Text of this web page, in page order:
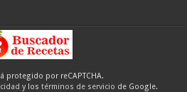
protegido por reCAPTCHA.
y los términos de servicio de Google.